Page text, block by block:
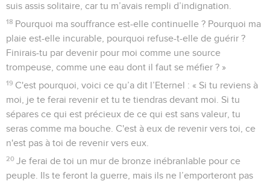
suis assis solitaire, car tu m’avais rempli d’indignation.
18 Pourquoi ma souffrance est-elle continuelle ? Pourquoi ma
plaie est-elle incurable, pourquoi refuse-t-elle de guérir ?
Finirais-tu par devenir pour moi comme une source
trompeuse, comme une eau dont il faut se méfier ? »
19 C'est pourquoi, voici ce qu’a dit l’Eternel : « Si tu reviens à
moi, je te ferai revenir et tu te tiendras devant moi. Si tu
sépares ce qui est précieux de ce qui est sans valeur, tu
seras comme ma bouche. C'est à eux de revenir vers toi, ce
n'est pas à toi de revenir vers eux.
20 Je ferai de toi un mur de bronze inébranlable pour ce
peuple. Ils te feront la guerre, mais ils ne l’emporteront pas